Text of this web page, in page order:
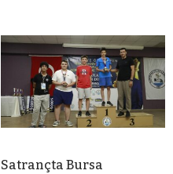
Satrançta Bursa